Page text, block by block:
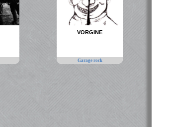
VORGINE
Garage rock